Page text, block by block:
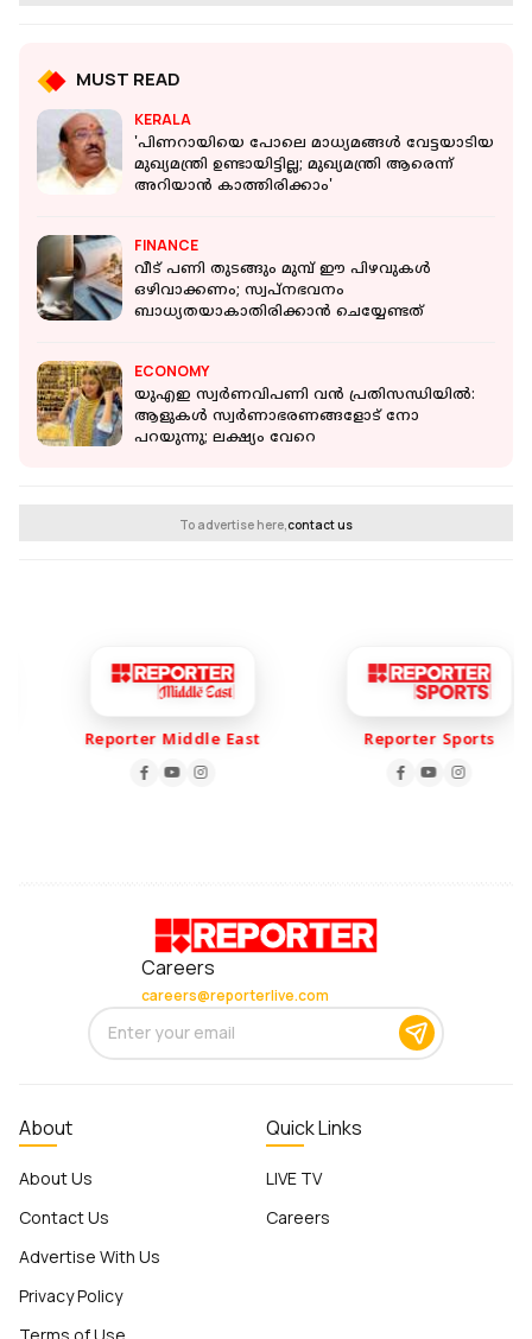
MUST READ
KERALA
'പിണറായിയെ പോലെ മാധ്യമങ്ങൾ വേട്ടയാടിയ
മുഖ്യമന്ത്രി ഉണ്ടായിട്ടില്ല; മുഖ്യമന്ത്രി ആരെന്ന്
അറിയാൻ കാത്തിരിക്കാം'
FINANCE
വീട് പണി തുടങ്ങും മുമ്പ് ഈ പിഴവുകൾ
ഒഴിവാക്കണം; സ്വപ്നഭവനം
ബാധ്യതയാകാതിരിക്കാൻ ചെയ്യേണ്ടത്
ECONOMY
യുഎഇ സ്വർണവിപണി വന്‍ പ്രതിസന്ധിയില്‍:
ആളുകള്‍ സ്വർണാഭരണങ്ങളോട് നോ
പറയുന്നു; ലക്ഷ്യം വേറെ
To advertise here,contact us
Reporter Middle East Reporter Sports
Careers
careers@reporterlive.com
About
About Us
Contact Us
Advertise With Us
Privacy Policy
Quick Links
LIVE TV
Careers